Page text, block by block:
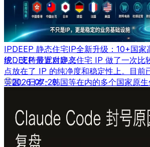
IPDEEP 静态住宅IP全新升级：10+国家
线，支持带宽自定义
IPDEEP 最近对静态住宅 IP 做了一次比
点放在了 IP 的纯净度和稳定性上。目前
英国、日本、韩国等在内的多个国家原
2026-07-28